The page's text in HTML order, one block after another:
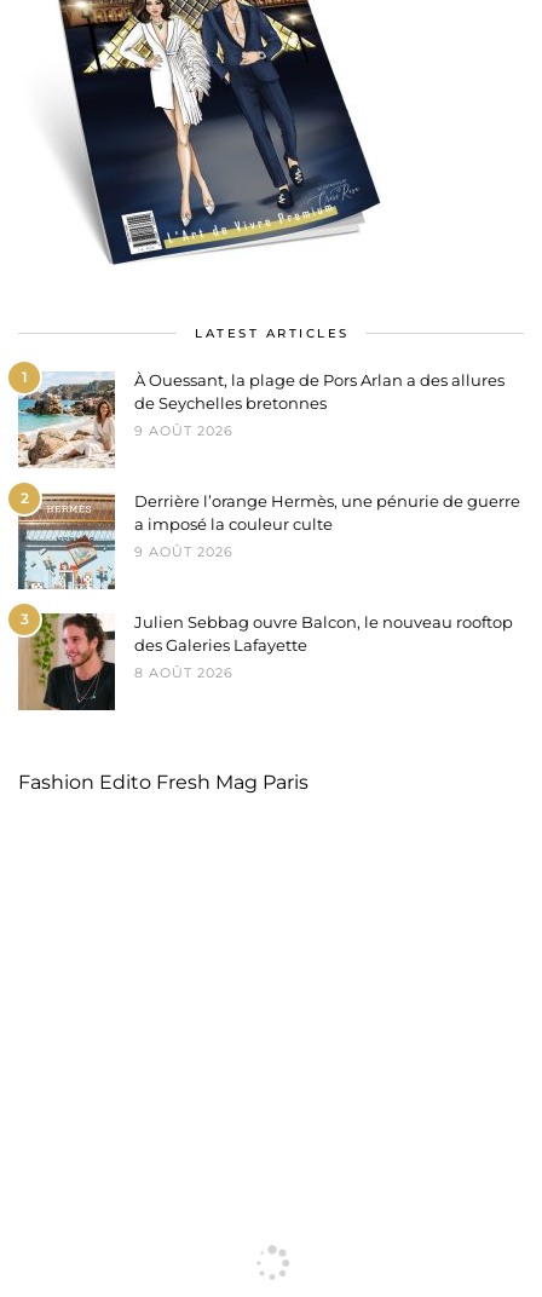
LATEST ARTICLES
1
À Ouessant, la plage de Pors Arlan a des allures
de Seychelles bretonnes
9 AOÛT 2026
2
Derrière l’orange Hermès, une pénurie de guerre
a imposé la couleur culte
9 AOÛT 2026
3
Julien Sebbag ouvre Balcon, le nouveau rooftop
des Galeries Lafayette
8 AOÛT 2026
Fashion Edito Fresh Mag Paris